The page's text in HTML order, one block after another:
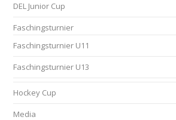
DEL Junior Cup
Faschingsturnier
Faschingsturnier U11
Faschingsturnier U13
Hockey Cup
Media